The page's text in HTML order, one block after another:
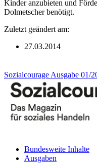
Kinder anzubieten und
Dolmetscher benötigt.
Zuletzt geändert am:
27.03.2014
Sozialcourage Ausgabe 01/
Bundesweite Inhalte
Ausgaben